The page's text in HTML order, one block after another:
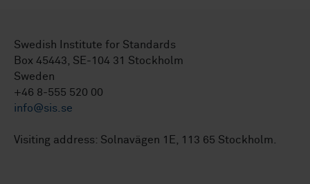
Swedish Institute for Standards
Box 45443, SE-104 31 Stockholm
Sweden
+46 8-555 520 00
info@sis.se
Visiting address: Solnavägen 1E, 113 65 Stockholm.